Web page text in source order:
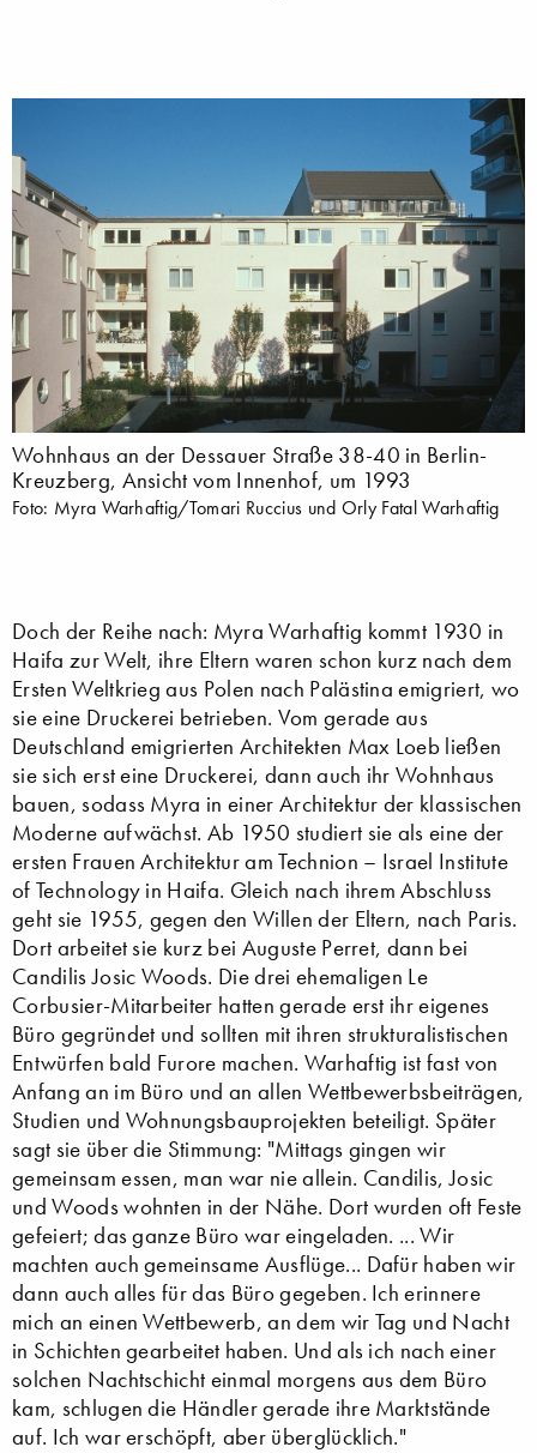
Wohnhaus an der Dessauer Straße 38-40 in Berlin-
Kreuzberg, Ansicht vom Innenhof, um 1993
Foto: Myra Warhaftig/Tomari Ruccius und Orly Fatal Warhaftig
Doch der Reihe nach: Myra Warhaftig kommt 1930 in
Haifa zur Welt, ihre Eltern waren schon kurz nach dem
Ersten Weltkrieg aus Polen nach Palästina emigriert, wo
sie eine Druckerei betrieben. Vom gerade aus
Deutschland emigrierten Architekten Max Loeb ließen
sie sich erst eine Druckerei, dann auch ihr Wohnhaus
bauen, sodass Myra in einer Architektur der klassischen
Moderne aufwächst. Ab 1950 studiert sie als eine der
ersten Frauen Architektur am Technion – Israel Institute
of Technology in Haifa. Gleich nach ihrem Abschluss
geht sie 1955, gegen den Willen der Eltern, nach Paris.
Dort arbeitet sie kurz bei Auguste Perret, dann bei
Candilis Josic Woods. Die drei ehemaligen Le
Corbusier-Mitarbeiter hatten gerade erst ihr eigenes
Büro gegründet und sollten mit ihren strukturalistischen
Entwürfen bald Furore machen. Warhaftig ist fast von
Anfang an im Büro und an allen Wettbewerbsbeiträgen,
Studien und Wohnungsbauprojekten beteiligt. Später
sagt sie über die Stimmung: "Mittags gingen wir
gemeinsam essen, man war nie allein. Candilis, Josic
und Woods wohnten in der Nähe. Dort wurden oft Feste
gefeiert; das ganze Büro war eingeladen. ... Wir
machten auch gemeinsame Ausflüge... Dafür haben wir
dann auch alles für das Büro gegeben. Ich erinnere
mich an einen Wettbewerb, an dem wir Tag und Nacht
in Schichten gearbeitet haben. Und als ich nach einer
solchen Nachtschicht einmal morgens aus dem Büro
kam, schlugen die Händler gerade ihre Marktstände
auf. Ich war erschöpft, aber überglücklich."